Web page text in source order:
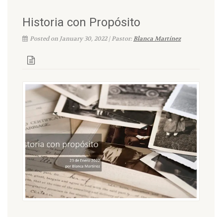
Historia con Propósito
Posted on January 30, 2022 | Pastor:Blanca Martínez